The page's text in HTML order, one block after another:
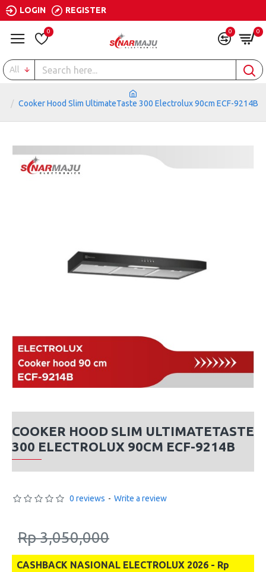
LOGIN REGISTER
0 0 0
All
Cooker Hood Slim UltimateTaste 300 Electrolux 90cm ECF-9214B
COOKER HOOD SLIM ULTIMATETASTE
300 ELECTROLUX 90CM ECF-9214B
0 reviews - Write a review
Rp 3,050,000
CASHBACK NASIONAL ELECTROLUX 2026 - Rp